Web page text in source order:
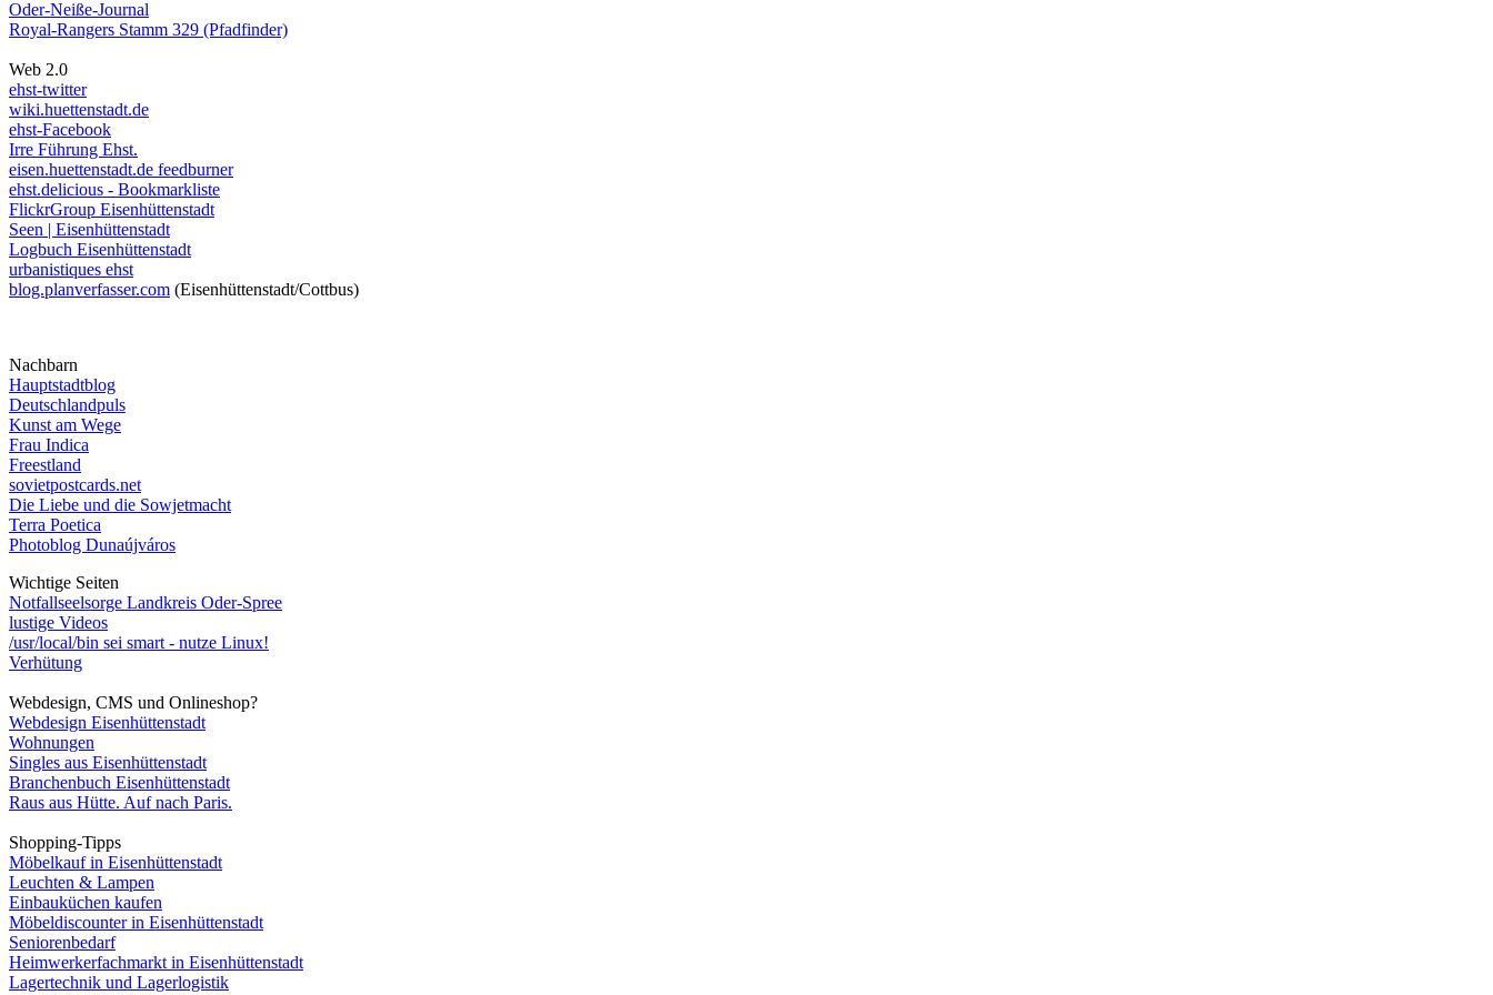
Oder-Neiße-Journal
Royal-Rangers Stamm 329 (Pfadfinder)
Web 2.0
ehst-twitter
wiki.huettenstadt.de
ehst-Facebook
Irre Führung Ehst.
eisen.huettenstadt.de feedburner
ehst.delicious - Bookmarkliste
FlickrGroup Eisenhüttenstadt
Seen | Eisenhüttenstadt
Logbuch Eisenhüttenstadt
urbanistiques ehst
blog.planverfasser.com (Eisenhüttenstadt/Cottbus)
Nachbarn
Hauptstadtblog
Deutschlandpuls
Kunst am Wege
Frau Indica
Freestland
sovietpostcards.net
Die Liebe und die Sowjetmacht
Terra Poetica
Photoblog Dunaújváros
Wichtige Seiten
Notfallseelsorge Landkreis Oder-Spree
lustige Videos
/usr/local/bin sei smart - nutze Linux!
Verhütung
Webdesign, CMS und Onlineshop?
Webdesign Eisenhüttenstadt
Wohnungen
Singles aus Eisenhüttenstadt
Branchenbuch Eisenhüttenstadt
Raus aus Hütte. Auf nach Paris.
Shopping-Tipps
Möbelkauf in Eisenhüttenstadt
Leuchten & Lampen
Einbauküchen kaufen
Möbeldiscounter in Eisenhüttenstadt
Seniorenbedarf
Heimwerkerfachmarkt in Eisenhüttenstadt
Lagertechnik und Lagerlogistik